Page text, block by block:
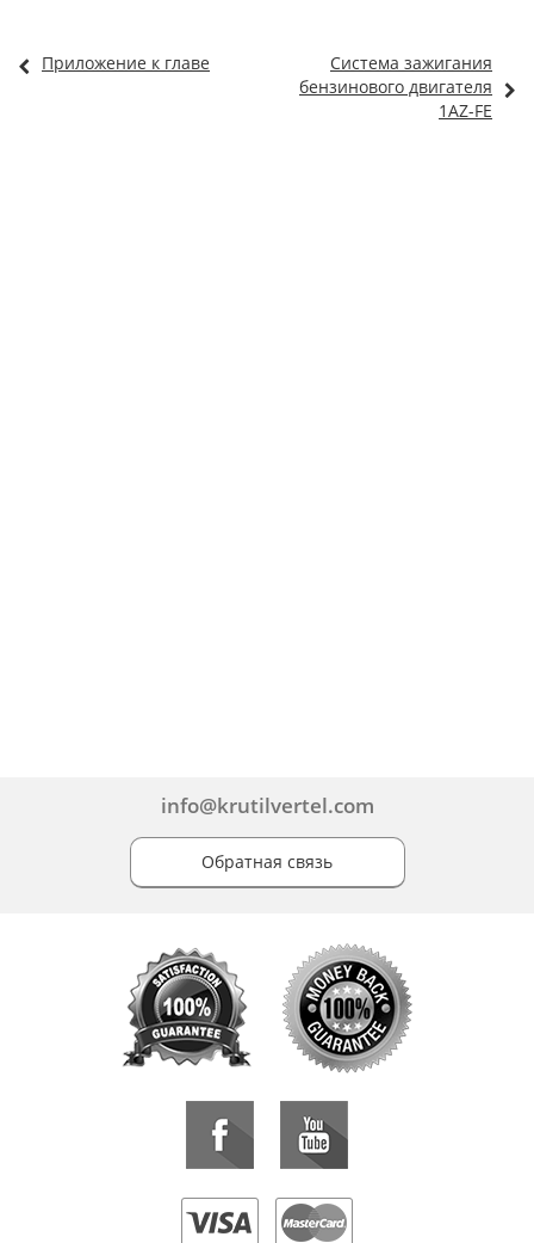
Приложение к главе
Система зажигания
бензинового двигателя
1AZ-FE
info@krutilvertel.com
Обратная связь